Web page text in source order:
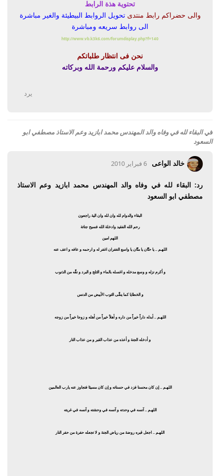
تحتوية هذة الرابط
والى حضراكم رابط منتدى تحويل الروابط البيطيئة والغير مباشرة
الى روابط سريعه ومباشرة
http://www.vb.k3k6.com/forumdisplay.php?f=140
نحن فى انتظار طلباتكم
والسلام عليكم ورحمة الله وبركاته
يرد
فيالبقاء لله في وفاه والد المهندس محمد ابازيد وعم الاستاذ مصطفي ابو
السعود
خالد الواعى 6 فبراير 2010
رد: البقاء لله في وفاه والد المهندس محمد ابازيد وعم الاستاذ
مصطفي ابو السعود
البقاء والدوام لله وان لله وان الية راجعون
رحم الله الفقيد وادخلة الله فسيح جناتة
اللهم امين
اللهـم .. يا حنَّان يا منَّان يا واسع الغفران اغفر له و ارحمه و عافه و اعف عنه
و أكرم نزله و وسع مدخله و اغسله بالماء و الثلج و البرد و نقِّه من الذنوب
و الخطايا كما ينقَّى الثوب الأبيض من الدنس
اللهـم .. أبدله داراً خيراً من داره و أهلاً خيراً من أهله و زوجا خيراً من زوجه
و أدخله الجنة و أعذه من عذاب القبر و من عذاب النار
اللهـم .. إن كان محسنا فزد في حسناته و إن كان مسيئا فتجاوز عنه يارب العالمين
اللهـم .. آنسه في وحدته و آنسه في وحشته و آنسه في غربته
اللهـم .. اجعل قبره روضة من رياض الجنة و لا تجعله حفرة من حفر النار